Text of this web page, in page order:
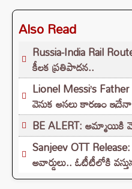
Also Read
Russia-India Rail
కీలక ప్రతిపాదన..
Lionel Messi’s
వెనుక అసలు కారణం
BE ALERT: అమ్మాయికి
Sanjeev OTT
అవార్డులు.. ఓటీటీలోకి